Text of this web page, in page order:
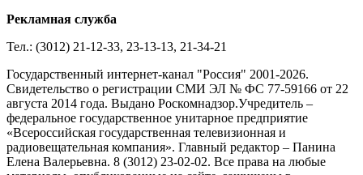
Рекламная служба
Тел.: (3012) 21-12-33, 23-13-13, 21-34-21
Государственный интернет-канал "Россия" 2001-2026.
Cвидетельство о регистрации СМИ ЭЛ № ФС 77-59166 от 22
августа 2014 года. Выдано Роскомнадзор.Учредитель –
федеральное государственное унитарное предприятие
«Всероссийская государственная телевизионная и
радиовещательная компания». Главный редактор – Панина
Елена Валерьевна. 8 (3012) 23-02-02. Все права на любые